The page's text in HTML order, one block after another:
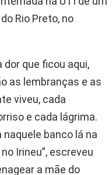
Rio Preto, no
dor que ficou aqui,
as lembranças e as
viveu, cada
e cada lágrima.
banco lá na
Irineu”, escreveu
a mãe do